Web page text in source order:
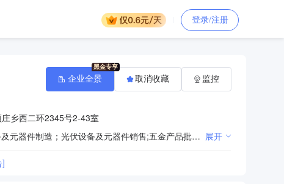
登录/注册
乡西二环2345号2-43室
一般项目：太阳能环保设备研发（非研制）；输配电及控制设备、仪器仪表、照明器具加工；光伏设备及元器件制造；光伏设备及元器件销售;五金产品批发；货物或技术进出口（国家禁止或涉及行政审批的货物和技术进出口除外）；信息技术管理咨询服务。（除依法须经批准的项目外，凭营业执照依法自主开展经营活动）许可项目：建设工程设计。（依法须经批准的项目，经相关部门批准后方可开展经营活动，具体经营项目以相关部门批准文件或许可证件为准） 展开
]
企业全景 取消收藏 监控